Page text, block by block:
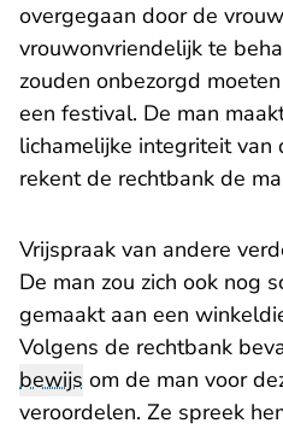
overgegaan door de
vrouwonvriendelijk te
zouden onbezorgd
een festival. De man
lichamelijke integriteit van
rekent de rechtbank de
Vrijspraak van andere
De man zou zich ook nog
gemaakt aan een
Volgens de rechtbank
bewijs om de man voor
veroordelen. Ze spreek